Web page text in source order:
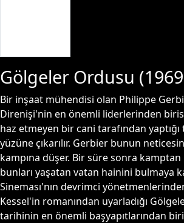
Gölgeler Ordusu (1969
Bir inşaat mühendisi olan Philippe
Direnişi'nin en önemli liderlerinden
haz etmeyen bir cani tarafından
yüzüne çıkarılır. Gerbier bunun
kampına düşer. Bir süre sonra
bunları yaşatan vatan hainini bulmaya
Sineması'nın devrimci
Kessel'in romanından uyarladığı
tarihinin en önemli başyapıtlarından